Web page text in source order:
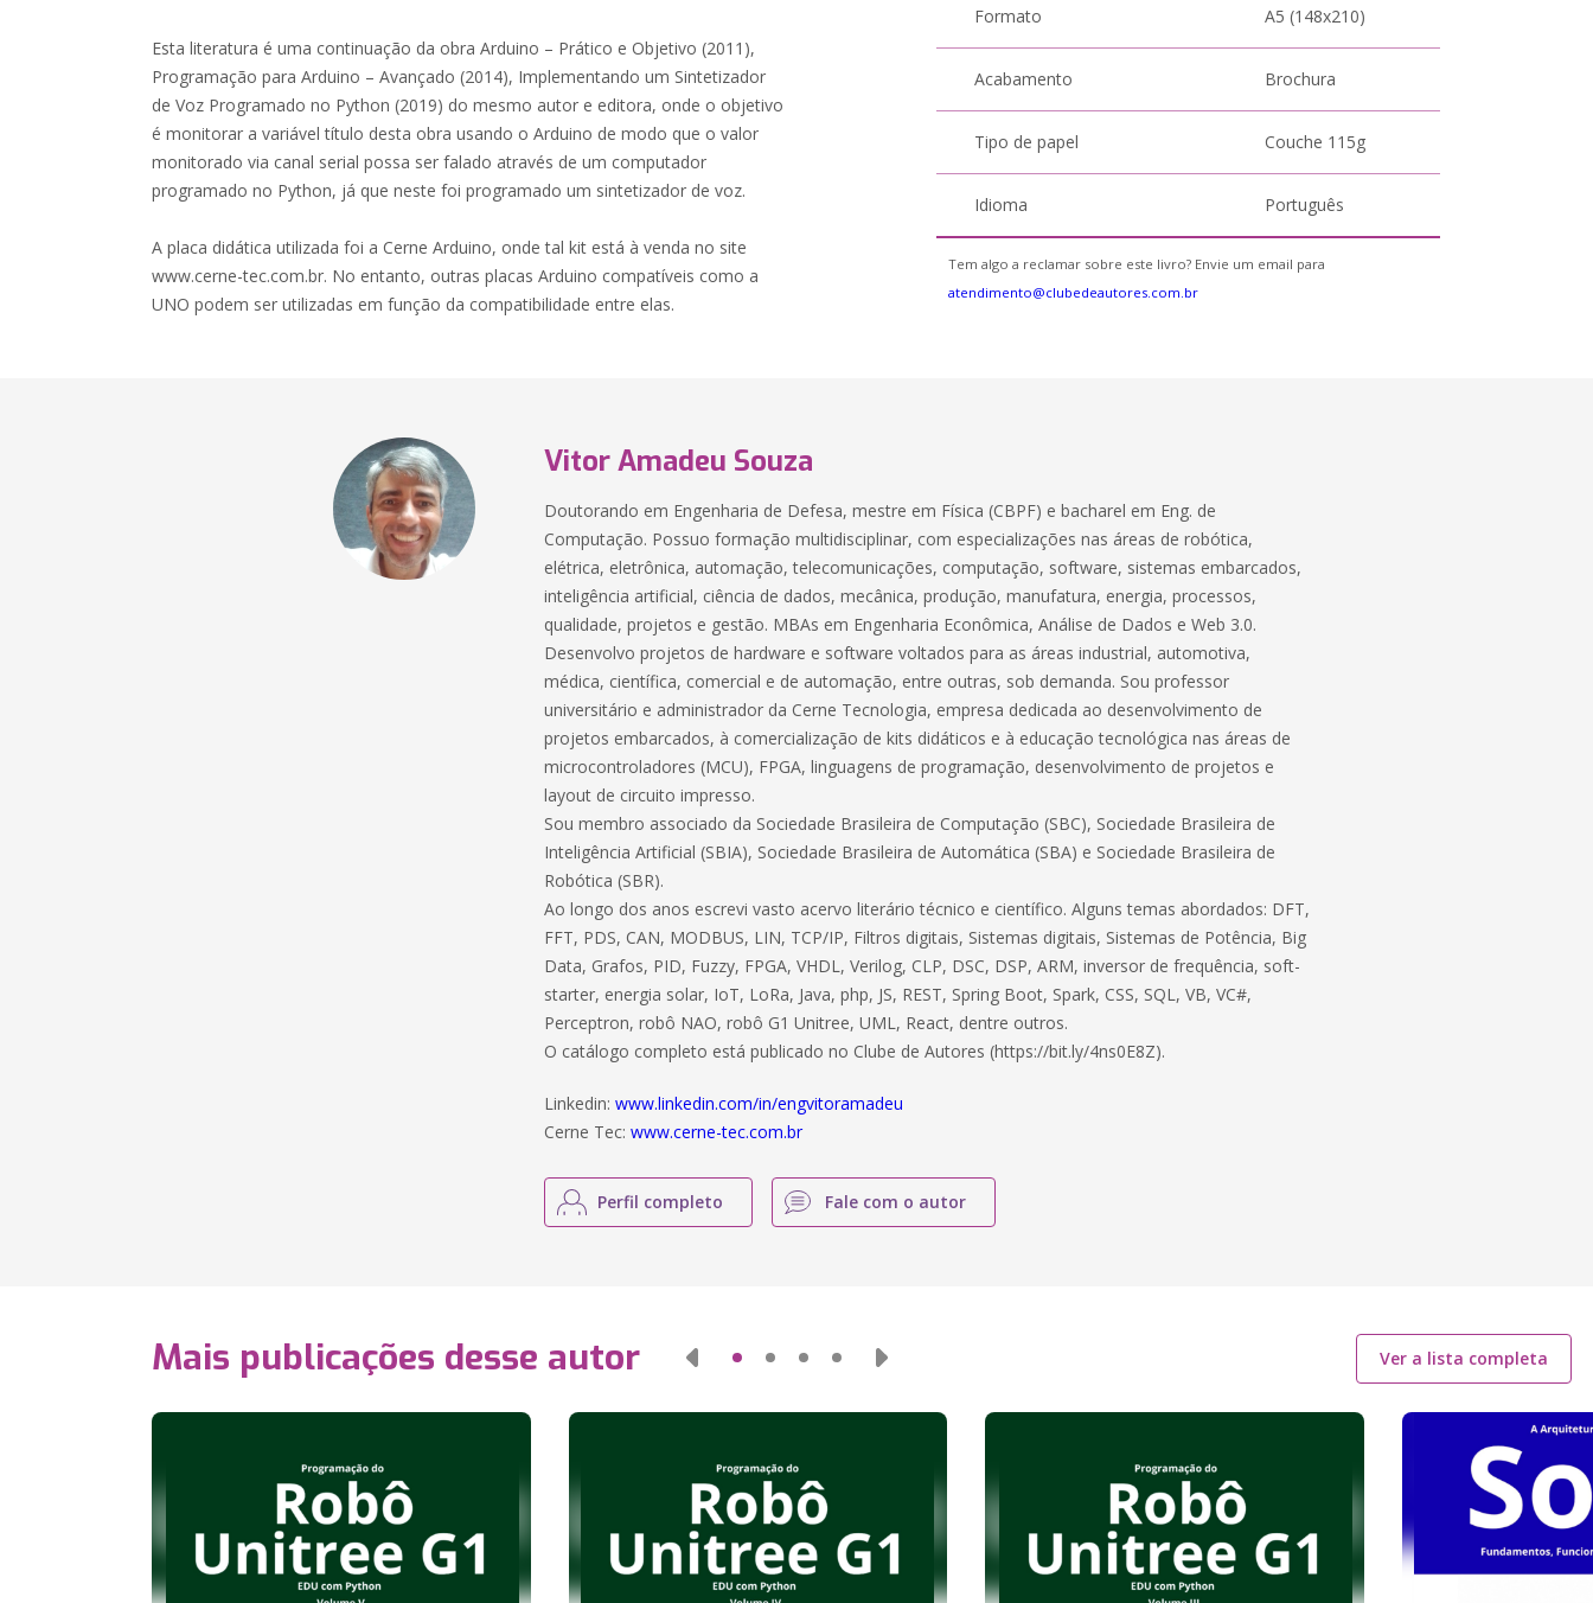
Esta literatura é uma continuação da obra Arduino – Prático e Objetivo (2011),
Programação para Arduino – Avançado (2014), Implementando um Sintetizador
de Voz Programado no Python (2019) do mesmo autor e editora, onde o objetivo
é monitorar a variável título desta obra usando o Arduino de modo que o valor
monitorado via canal serial possa ser falado através de um computador
programado no Python, já que neste foi programado um sintetizador de voz.
A placa didática utilizada foi a Cerne Arduino, onde tal kit está à venda no site
www.cerne-tec.com.br. No entanto, outras placas Arduino compatíveis como a
UNO podem ser utilizadas em função da compatibilidade entre elas.
Formato A5 (148x210)
Acabamento Brochura
Tipo de papel Couche 115g
Idioma Português
Tem algo a reclamar sobre este livro? Envie um email para
atendimento@clubedeautores.com.br
Vitor Amadeu Souza
Doutorando em Engenharia de Defesa, mestre em Física (CBPF) e bacharel em Eng. de
Computação. Possuo formação multidisciplinar, com especializações nas áreas de robótica,
elétrica, eletrônica, automação, telecomunicações, computação, software, sistemas embarcados,
inteligência artificial, ciência de dados, mecânica, produção, manufatura, energia, processos,
qualidade, projetos e gestão. MBAs em Engenharia Econômica, Análise de Dados e Web 3.0.
Desenvolvo projetos de hardware e software voltados para as áreas industrial, automotiva,
médica, científica, comercial e de automação, entre outras, sob demanda. Sou professor
universitário e administrador da Cerne Tecnologia, empresa dedicada ao desenvolvimento de
projetos embarcados, à comercialização de kits didáticos e à educação tecnológica nas áreas de
microcontroladores (MCU), FPGA, linguagens de programação, desenvolvimento de projetos e
layout de circuito impresso.
Sou membro associado da Sociedade Brasileira de Computação (SBC), Sociedade Brasileira de
Inteligência Artificial (SBIA), Sociedade Brasileira de Automática (SBA) e Sociedade Brasileira de
Robótica (SBR).
Ao longo dos anos escrevi vasto acervo literário técnico e científico. Alguns temas abordados: DFT,
FFT, PDS, CAN, MODBUS, LIN, TCP/IP, Filtros digitais, Sistemas digitais, Sistemas de Potência, Big
Data, Grafos, PID, Fuzzy, FPGA, VHDL, Verilog, CLP, DSC, DSP, ARM, inversor de frequência, soft-
starter, energia solar, IoT, LoRa, Java, php, JS, REST, Spring Boot, Spark, CSS, SQL, VB, VC#,
Perceptron, robô NAO, robô G1 Unitree, UML, React, dentre outros.
O catálogo completo está publicado no Clube de Autores (https://bit.ly/4ns0E8Z).
Linkedin:www.linkedin.com/in/engvitoramadeu
Cerne Tec:www.cerne-tec.com.br
Perfil completo Fale com o autor
Mais publicações desse autor Ver a lista completa